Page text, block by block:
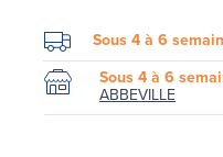
Sous 4 à 6
Sous 4 à 6
ABBEVILLE